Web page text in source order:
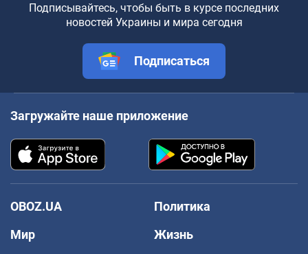
Подписывайтесь, чтобы быть в курсе последних
новостей Украины и мира сегодня
Подписаться
Загружайте наше приложение
OBOZ.UA
Политика
Мир
Жизнь